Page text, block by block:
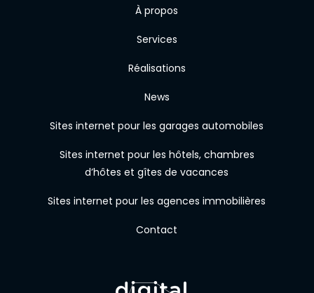
À propos
Services
Réalisations
News
Sites internet pour les garages automobiles
Sites internet pour les hôtels, chambres
d’hôtes et gîtes de vacances
Sites internet pour les agences immobilières
Contact